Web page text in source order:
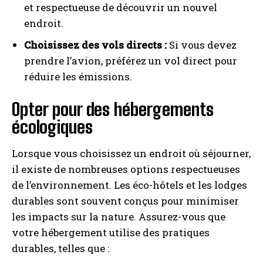
et respectueuse de découvrir un nouvel
endroit.
Choisissez des vols directs : Si vous devez
prendre l’avion, préférez un vol direct pour
réduire les émissions.
Opter pour des hébergements
écologiques
Lorsque vous choisissez un endroit où séjourner,
il existe de nombreuses options respectueuses
de l’environnement. Les éco-hôtels et les lodges
durables sont souvent conçus pour minimiser
les impacts sur la nature. Assurez-vous que
votre hébergement utilise des pratiques
durables, telles que :